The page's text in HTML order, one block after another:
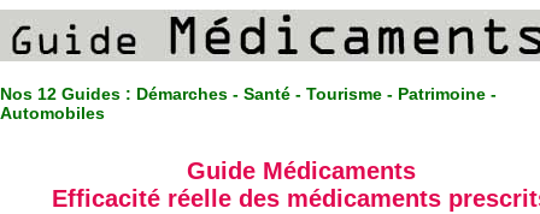
Nos 12 Guides : Démarches - Santé - Tourisme - Patrimoine -
Automobiles
Guide Médicaments
Efficacité réelle des médicaments